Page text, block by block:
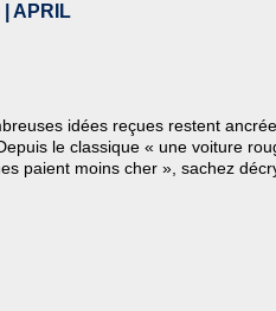
APRIL
idées reçues restent
le classique « une voiture
paient moins cher », sachez